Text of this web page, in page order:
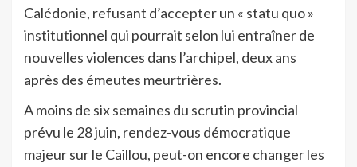
Calédonie, refusant d’accepter un « statu quo »
institutionnel qui pourrait selon lui entraîner de
nouvelles violences dans l’archipel, deux ans
après des émeutes meurtrières.
A moins de six semaines du scrutin provincial
prévu le 28 juin, rendez-vous démocratique
majeur sur le Caillou, peut-on encore changer les